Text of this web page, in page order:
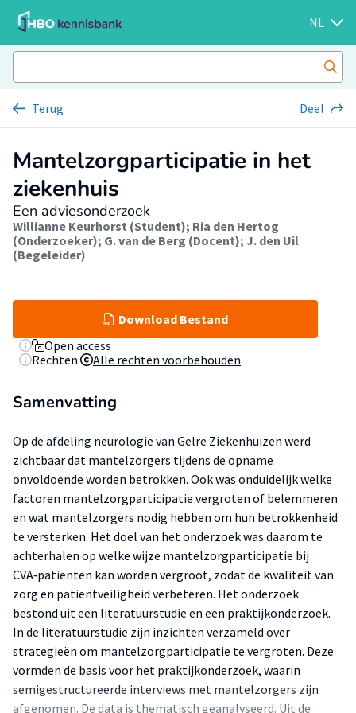
NL
Terug Deel
Mantelzorgparticipatie in het
ziekenhuis
Een adviesonderzoek
Willianne Keurhorst (Student); Ria den Hertog
(Onderzoeker); G. van de Berg (Docent); J. den Uil
(Begeleider)
Download Bestand
Open access
Rechten:
Alle rechten voorbehouden
Samenvatting
Op de afdeling neurologie van Gelre Ziekenhuizen werd
zichtbaar dat mantelzorgers tijdens de opname
onvoldoende worden betrokken. Ook was onduidelijk welke
factoren mantelzorgparticipatie vergroten of belemmeren
en wat mantelzorgers nodig hebben om hun betrokkenheid
te versterken. Het doel van het onderzoek was daarom te
achterhalen op welke wijze mantelzorgparticipatie bij
CVA‑patiënten kan worden vergroot, zodat de kwaliteit van
zorg en patiëntveiligheid verbeteren. Het onderzoek
bestond uit een literatuurstudie en een praktijkonderzoek.
In de literatuurstudie zijn inzichten verzameld over
strategieën om mantelzorgparticipatie te vergroten. Deze
vormden de basis voor het praktijkonderzoek, waarin
semigestructureerde interviews met mantelzorgers zijn
afgenomen. De data is thematisch geanalyseerd. Uit de